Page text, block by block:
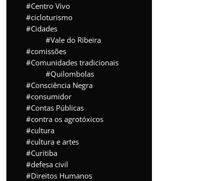
Centro Vivo
cicloturismo
Cidades
Vale do Ribeira
comissões
Comunidades tradicionais
Quilombolas
Consciência Negra
consumidor
Contas Públicas
contra os agrotóxicos
cultura
cultura e artes
Curitiba
defesa civil
Direitos Humanos